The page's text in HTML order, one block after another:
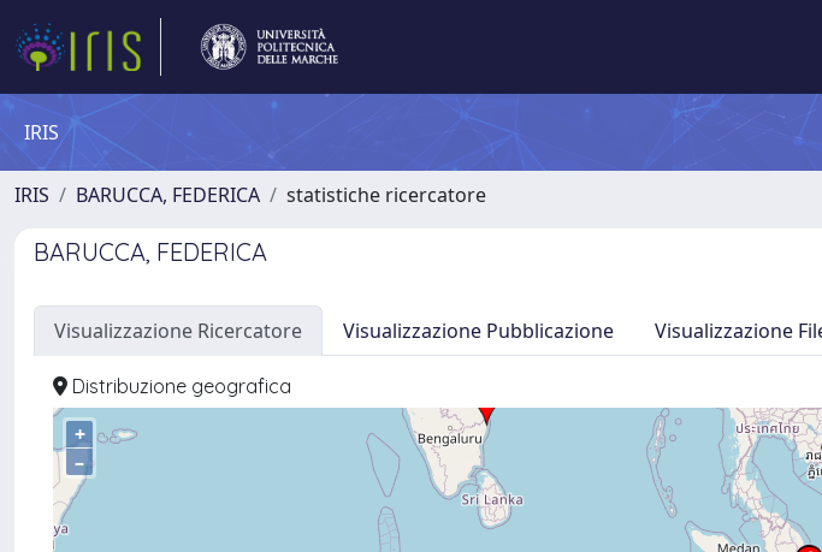
IRIS
IRIS BARUCCA, FEDERICA statistiche ricercatore
BARUCCA, FEDERICA
Visualizzazione Ricercatore Visualizzazione Pubblicazione Visualizzazione
Distribuzione geografica
+
–